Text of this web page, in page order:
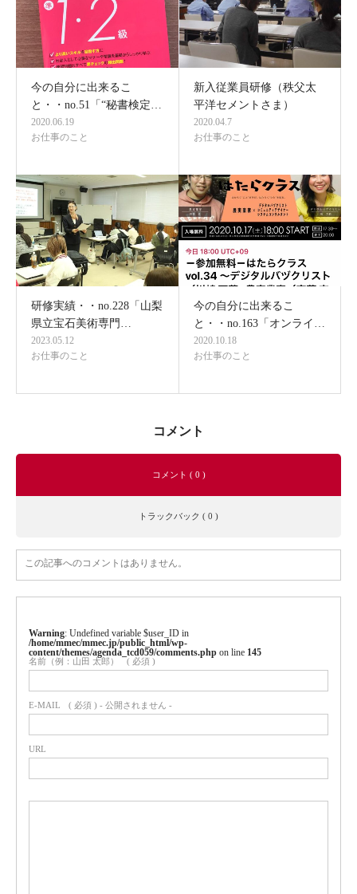
今の自分に出来るこ
と・・no.51「“秘書検定…
2020.06.19
お仕事のこと
新入従業員研修（秩父太
平洋セメントさま）
2020.04.7
お仕事のこと
研修実績・・no.228「山梨
県立宝石美術専門…
2023.05.12
お仕事のこと
今の自分に出来るこ
と・・no.163「オンライ…
2020.10.18
お仕事のこと
コメント
コメント ( 0 )
トラックバック ( 0 )
この記事へのコメントはありません。
Warning : Undefined variable $user_ID in
/home/mmec/mmec.jp/public_html/wp-
content/themes/agenda_tcd059/comments.php on line 145
名前（例：山田 太郎） ( 必須 )
E-MAIL ( 必須 ) - 公開されません -
URL